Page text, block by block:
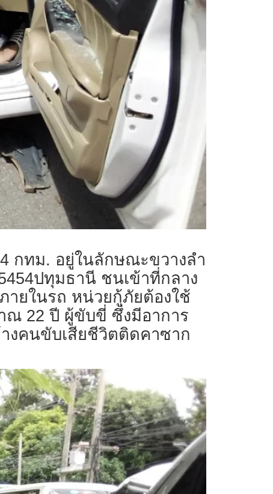
กทม. อยู่ในลักษณะขวางลำ
ปทุมธานี ชนเข้าที่กลาง
ายในรถ หน่วยกู้ภัยต้องใช้
ณ 22 ปี ผู้ขับขี่ ซึ่งมีอาการ
งคนขับเสียชีวิตติดคาซาก